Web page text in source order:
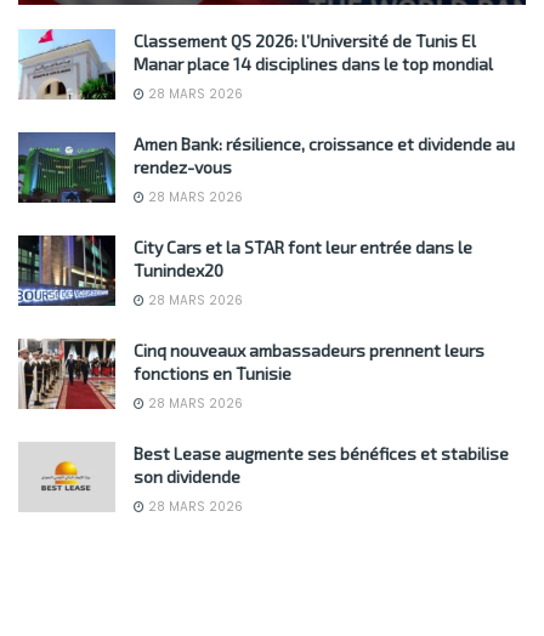
Classement QS 2026: l’Université de Tunis El
Manar place 14 disciplines dans le top mondial
28 MARS 2026
Amen Bank: résilience, croissance et dividende au
rendez-vous
28 MARS 2026
City Cars et la STAR font leur entrée dans le
Tunindex20
28 MARS 2026
Cinq nouveaux ambassadeurs prennent leurs
fonctions en Tunisie
28 MARS 2026
Best Lease augmente ses bénéfices et stabilise
son dividende
28 MARS 2026